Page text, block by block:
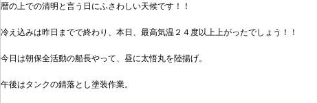
暦の上での清明と言う日にふさわしい天候です！！
冷え込みは昨日までで終わり、本日、最高気温２４度以上上がったでしょう！！
今日は朝保全活動の船長やって、昼に太悟丸を陸揚げ。
午後はタンクの錆落とし塗装作業。